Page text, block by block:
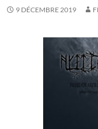
9 DÉCEMBRE 2019